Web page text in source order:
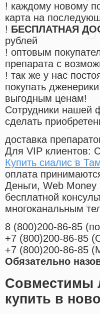
! каждому новому
карта на
! БЕСПЛАТНАЯ
рублей
! оптовым
препарата с
! так же у нас
покупать
выгодным ценам!
Cотрудники нашей
сделать
доставка
Для VIP клиентов:
Купить сиалис в
оплата
Деньги, Web Money
бесплатной
многоканальным
8 (800)200-86-85 (
+7 (800)200-86-85 (
+7 (800)200-86-85 (
Обязательно
Совместимы
купить в